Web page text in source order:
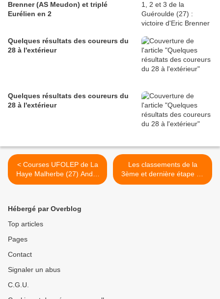
Brenner (AS Meudon) et triplé
Eurélien en 2
Quelques résultats des coureurs du
28 à l'extérieur
Quelques résultats des coureurs du
28 à l'extérieur
< Courses UFOLEP de La
Haye Malherbe (27) André
Belliard (Dreux CC) 5ème
Les classements de la
3ème et dernière étape du
Tour d'Eure et Loir >
Hébergé par Overblog
Top articles
Pages
Contact
Signaler un abus
C.G.U.